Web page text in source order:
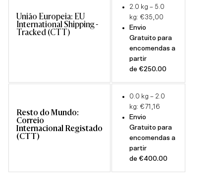
União Europeia: EU
International Shipping -
Tracked (CTT)
2.0 kg – 5.0
kg: €35,00
Envio
Gratuito para
encomendas a
partir
de €250.00
Resto do Mundo:
Correio
Internacional Registado
(CTT)
0.0 kg – 2.0
kg: € 71,16
Envio
Gratuito para
encomendas a
partir
de €400.00